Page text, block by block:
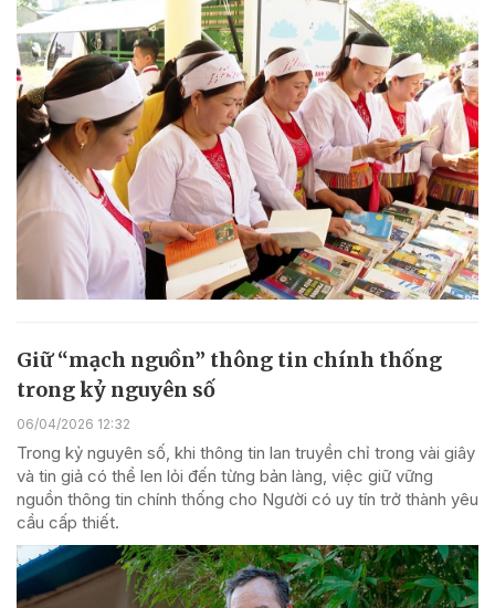
Giữ “mạch nguồn” thông tin chính thống
trong kỷ nguyên số
06/04/2026 12:32
Trong kỷ nguyên số, khi thông tin lan truyền chỉ trong vài giây
và tin giả có thể len lỏi đến từng bản làng, việc giữ vững
nguồn thông tin chính thống cho Người có uy tín trở thành yêu
cầu cấp thiết.